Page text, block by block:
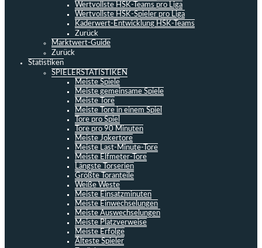
Wertvollste HSK-Teams pro Liga
Wertvollste HSK-Spieler pro Liga
Kaderwert-Entwicklung HSK-Teams
Zurück
Marktwert-Guide
Zurück
Statistiken
SPIELERSTATISTIKEN
Meiste Spiele
Meiste gemeinsame Spiele
Meiste Tore
Meiste Tore in einem Spiel
Tore pro Spiel
Tore pro 90 Minuten
Meiste Jokertore
Meiste Last-Minute-Tore
Meiste Elfmeter-Tore
Längste Torserien
Größte Toranteile
Weiße Weste
Meiste Einsatzminuten
Meiste Einwechselungen
Meiste Auswechselungen
Meiste Platzverweise
Meiste Erfolge
Älteste Spieler